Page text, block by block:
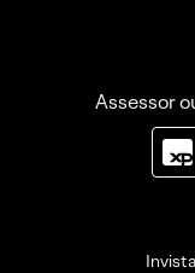
Assessor